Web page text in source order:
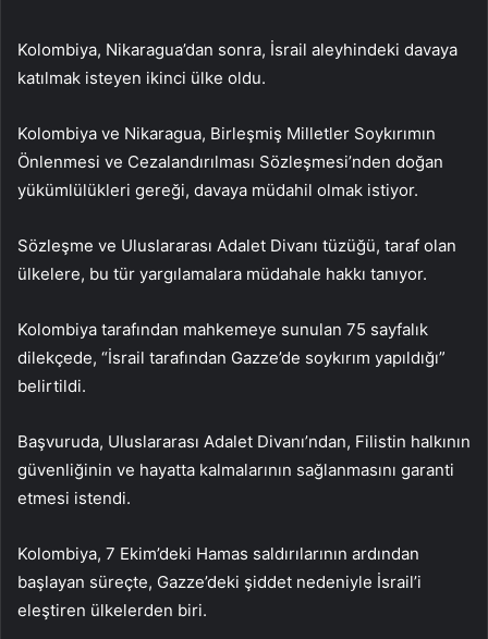
Kolombiya, Nikaragua’dan sonra, İsrail aleyhindeki davaya
katılmak isteyen ikinci ülke oldu.
Kolombiya ve Nikaragua, Birleşmiş Milletler Soykırımın
Önlenmesi ve Cezalandırılması Sözleşmesi’nden doğan
yükümlülükleri gereği, davaya müdahil olmak istiyor.
Sözleşme ve Uluslararası Adalet Divanı tüzüğü, taraf olan
ülkelere, bu tür yargılamalara müdahale hakkı tanıyor.
Kolombiya tarafından mahkemeye sunulan 75 sayfalık
dilekçede, “İsrail tarafından Gazze’de soykırım yapıldığı”
belirtildi.
Başvuruda, Uluslararası Adalet Divanı’ndan, Filistin halkının
güvenliğinin ve hayatta kalmalarının sağlanmasını garanti
etmesi istendi.
Kolombiya, 7 Ekim’deki Hamas saldırılarının ardından
başlayan süreçte, Gazze’deki şiddet nedeniyle İsrail’i
eleştiren ülkelerden biri.